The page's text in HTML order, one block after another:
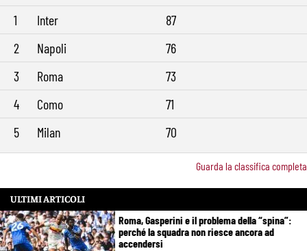
1 Inter
87
2
Napoli
76
3
Roma
73
4
Como
71
5
Milan 70
Guarda la classifica completa
ULTIMI ARTICOLI
Roma, Gasperini e il problema della “spina”:
perché la squadra non riesce ancora ad
accendersi